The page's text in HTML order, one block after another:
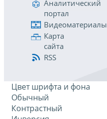
Аналитический
портал
Видеоматериалы
Карта
сайта
RSS
Цвет шрифта и фона
Обычный
Контрастный